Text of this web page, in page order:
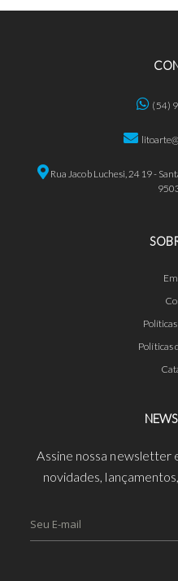
(54)
Rua Jacob Luchesi, 2419 -
Políticas
Assine nossa
novidades,